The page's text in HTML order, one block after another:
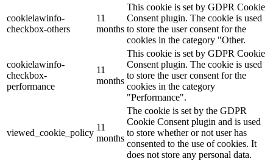
cookielawinfo-
checkbox-others
11
months
This cookie is set by GDPR Cookie
Consent plugin. The cookie is used
to store the user consent for the
cookies in the category "Other.
cookielawinfo-
checkbox-
performance
11
months
This cookie is set by GDPR Cookie
Consent plugin. The cookie is used
to store the user consent for the
cookies in the category
"Performance".
viewed_cookie_policy
11
months
The cookie is set by the GDPR
Cookie Consent plugin and is used
to store whether or not user has
consented to the use of cookies. It
does not store any personal data.